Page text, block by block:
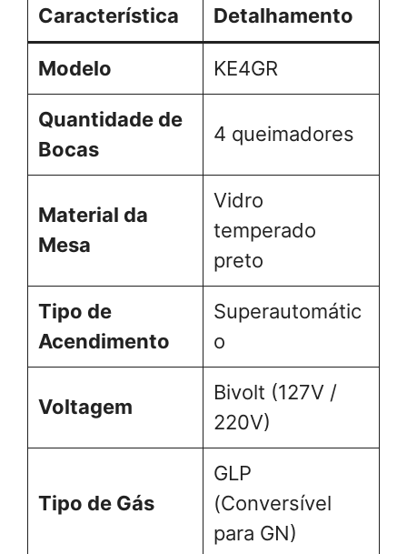
Característica Detalhamento
Modelo KE4GR
Quantidade de
Bocas
4 queimadores
Material da
Mesa
Vidro
temperado
preto
Tipo de
Acendimento
Superautomátic
o
Voltagem
Bivolt (127V /
220V)
Tipo de Gás
GLP
(Conversível
para GN)